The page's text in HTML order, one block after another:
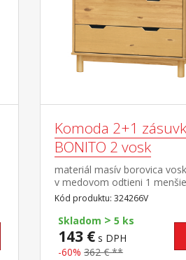
Komoda 2+1
BONITO 2 vosk
materiál masív borovica
v medovom odtieni 1
väčšie zásuvky s kovovými
pojazdmi
Kód produktu: 324266V
Skladom > 5 ks
143 € s DPH
-60% 362 € **